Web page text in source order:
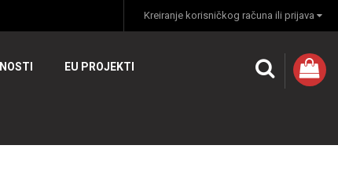
Kreiranje korisničkog računa ili prijava
EU PROJEKTI